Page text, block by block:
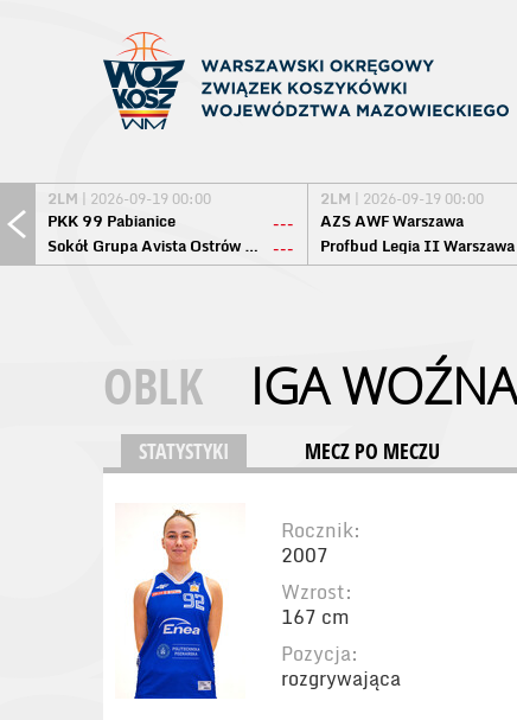
2LM | 2026-09-19 00:00
PKK 99 Pabianice
---
Sokół Grupa Avista Ostrów Maz. ---
2LM | 2026-09-19 00:00
AZS AWF Warszawa
Profbud Legia II Warszawa
OBLK IGA WOŹNA
STATYSTYKI MECZ PO MECZU
Rocznik:
2007
Wzrost:
167 cm
Pozycja:
rozgrywająca